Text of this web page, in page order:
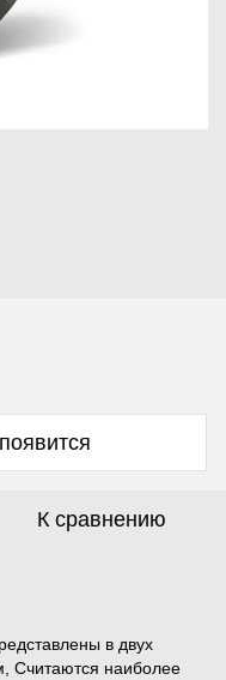
К сравнению
в двух
Считаются наиболее